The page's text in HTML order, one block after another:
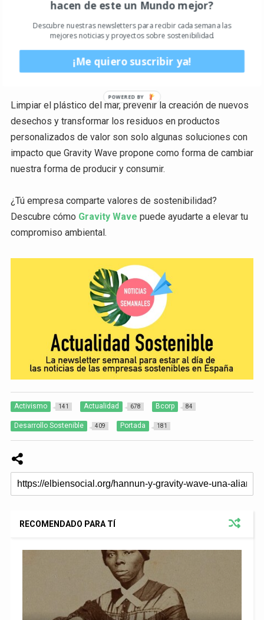
lo hagan. El propósito de Gravity Wave es concienciar
sobre la magnitud del problema al que se enfrentan los
mares y demostrar que es imprescindible que las
empresas como Hannun eleven su compromiso ambiental
y ayuden a eliminar el problema de raíz.
Limpiar el plástico del mar, prevenir la creación de nuevos
desechos y transformar los residuos en productos
personalizados de valor son solo algunas soluciones con
impacto que Gravity Wave propone como forma de cambiar
nuestra forma de producir y consumir.
¿Tú empresa comparte valores de sostenibilidad?
Descubre cómo Gravity Wave puede ayudarte a elevar tu
compromiso ambiental.
Activismo 141 Actualidad 678 Bcorp 84
Desarrollo Sostenible 409 Portada 181
RECOMENDADO PARA TÍ
hacen de este un Mundo mejor?
Descubre nuestras newsletters para recibir cada semana las
mejores noticias y proyectos sobre sostenibilidad.
¡Me quiero suscribir ya!